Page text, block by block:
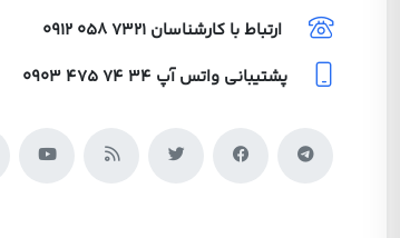
ارتباط با کارشناسان 0912 058 7321
پشتیبانی واتس آپ 0903 475 74 34